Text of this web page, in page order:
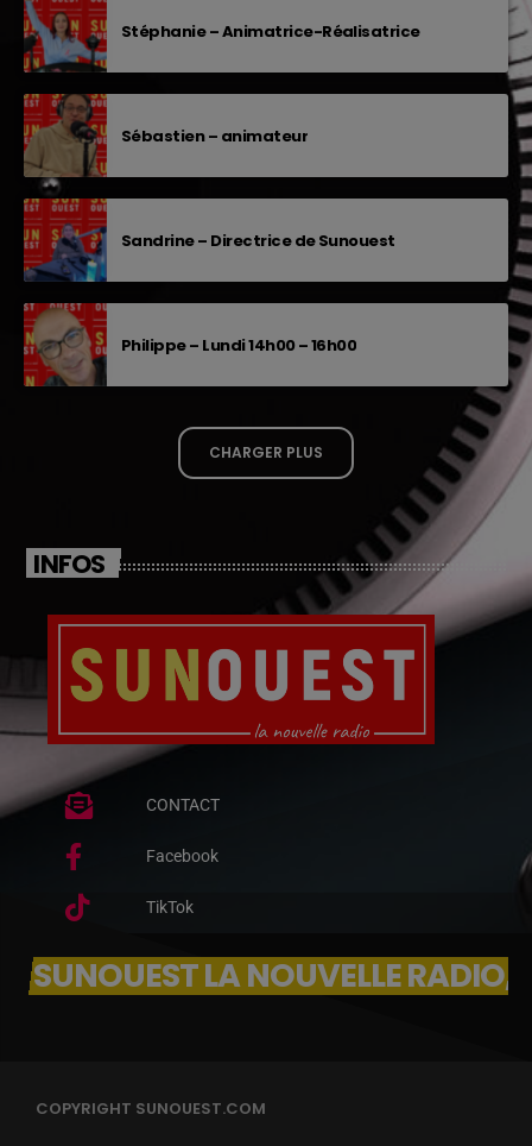
Stéphanie – Animatrice-Réalisatrice
Sébastien – animateur
Sandrine – Directrice de Sunouest
Philippe – Lundi 14h00 – 16h00
CHARGER PLUS
INFOS
CONTACT
Facebook
TikTok
SUNOUEST LA NOUVELLE RADIO,
COPYRIGHT SUNOUEST.COM